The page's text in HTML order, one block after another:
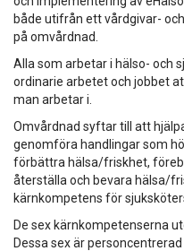
både utifrån ett vårdgivar-
på omvårdnad.
Alla som arbetar i hälso- och
ordinarie arbetet och jobbet
man arbetar i.
Omvårdnad syftar till att
genomföra handlingar som
förbättra hälsa/friskhet,
återställa och bevara hälsa/
kärnkompetens för
De sex kärnkompetenserna
Dessa sex är